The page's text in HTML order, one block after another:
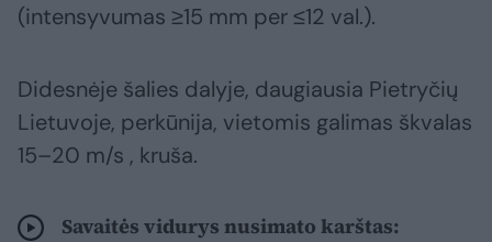
(intensyvumas ≥15 mm per ≤12 val.).
Didesnėje šalies dalyje, daugiausia Pietryčių
Lietuvoje, perkūnija, vietomis galimas škvalas
15–20 m/s , kruša.
Savaitės vidurys nusimato karštas: